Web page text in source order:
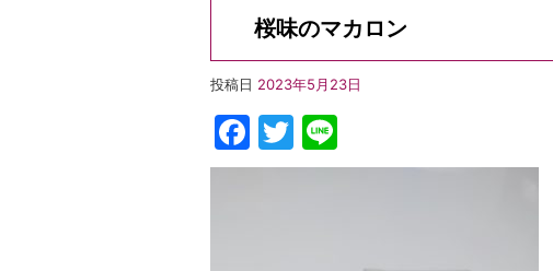
桜味のマカロン
投稿日 2023年5月23日
Facebook
Twitter